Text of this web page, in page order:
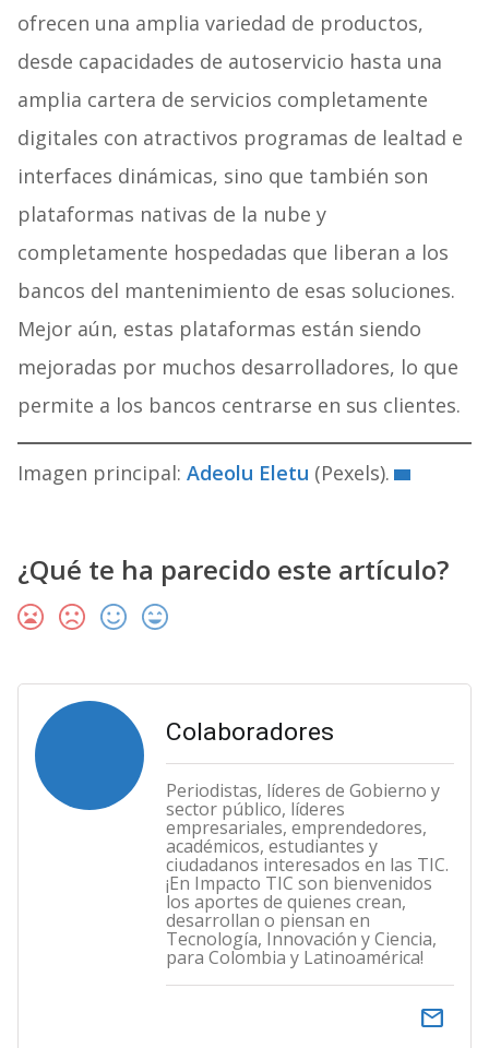
ofrecen una amplia variedad de productos,
desde capacidades de autoservicio hasta una
amplia cartera de servicios completamente
digitales con atractivos programas de lealtad e
interfaces dinámicas, sino que también son
plataformas nativas de la nube y
completamente hospedadas que liberan a los
bancos del mantenimiento de esas soluciones.
Mejor aún, estas plataformas están siendo
mejoradas por muchos desarrolladores, lo que
permite a los bancos centrarse en sus clientes.
Imagen principal: Adeolu Eletu (Pexels).
¿Qué te ha parecido este artículo?
Colaboradores
Periodistas, líderes de Gobierno y
sector público, líderes
empresariales, emprendedores,
académicos, estudiantes y
ciudadanos interesados en las TIC.
¡En Impacto TIC son bienvenidos
los aportes de quienes crean,
desarrollan o piensan en
Tecnología, Innovación y Ciencia,
para Colombia y Latinoamérica!
email